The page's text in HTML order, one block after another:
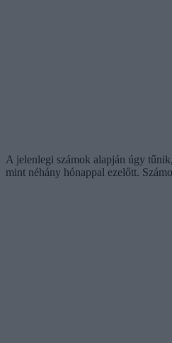
A jelenlegi számok alapján úgy
mint néhány hónappal ezelőtt.